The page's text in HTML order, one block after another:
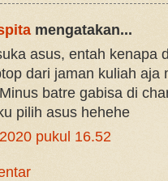
mengatakan...
asus, entah kenapa
dari jaman kuliah aja
batre gabisa di
pilih asus hehehe
pukul 16.52